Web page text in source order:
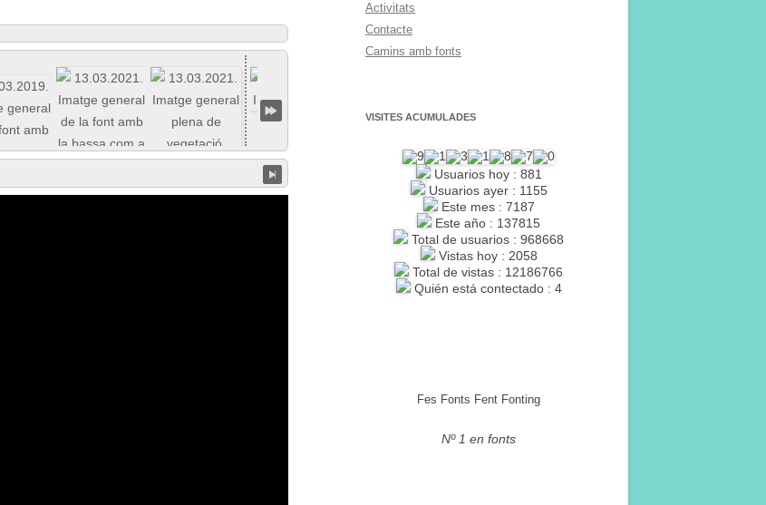
Activitats
Contacte
Camins amb fonts
VISITES ACUMULADES
Usuarios hoy : 881
Usuarios ayer : 1155
Este mes : 7187
Este año : 137815
Total de usuarios : 968668
Vistas hoy : 2058
Total de vistas : 12186766
Quién está contectado : 4
Fes Fonts Fent Fonting
Nº 1 en fonts